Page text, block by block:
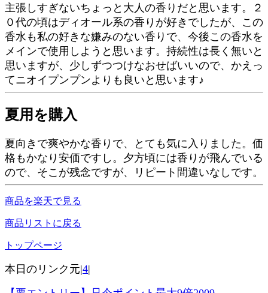
主張しすぎないちょっと大人の香りだと思います。２
０代の頃はディオール系の香りが好きでしたが、この
香水も私の好きな嫌みのない香りで、今後この香水を
メインで使用しようと思います。持続性は長く無いと
思いますが、少しずつつけなおせばいいので、かえっ
てニオイプンプンよりも良いと思います♪
夏用を購入
夏向きで爽やかな香りで、とても気に入りました。価
格もかなり安価ですし。夕方頃には香りが飛んでいる
ので、そこが残念ですが、リピート間違いなしです。
商品を楽天で見る
商品リストに戻る
トップページ
本日のリンク元|4|